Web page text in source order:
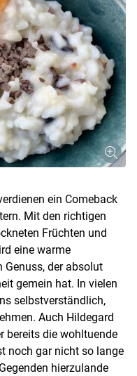
ein Comeback
Mit den richtigen
Früchten und
eine warme
der absolut
gemein hat. In vielen
selbstverständlich,
Auch Hildegard
bereits die wohltuende
noch gar nicht so lange
hierzulande